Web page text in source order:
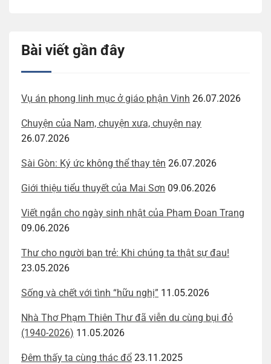
Bài viết gần đây
Vụ án phong linh mục ở giáo phận Vinh 26.07.2026
Chuyện của Nam, chuyện xưa, chuyện nay
26.07.2026
Sài Gòn: Ký ức không thể thay tên 26.07.2026
Giới thiệu tiểu thuyết của Mai Sơn 09.06.2026
Viết ngắn cho ngày sinh nhật của Phạm Đoan Trang
09.06.2026
Thư cho người bạn trẻ: Khi chúng ta thật sự đau!
23.05.2026
Sống và chết với tình “hữu nghị” 11.05.2026
Nhà Thơ Phạm Thiên Thư đã viễn du cùng bụi đỏ
(1940-2026) 11.05.2026
Đêm thấy ta cùng thác đổ 23.11.2025